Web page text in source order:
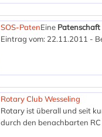
SOS-PatenEine Patenschaft
Eintrag vom: 22.11.2011 -
Rotary Club Wesseling
Rotary ist überall und seit
durch den benachbarten RC